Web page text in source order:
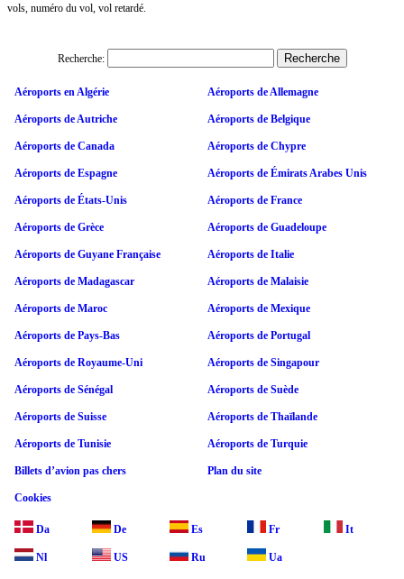
vols, numéro du vol, vol retardé.
Recherche:
Aéroports en Algérie Aéroports de Allemagne
Aéroports de Autriche Aéroports de Belgique
Aéroports de Canada Aéroports de Chypre
Aéroports de Espagne Aéroports de Émirats Arabes Unis
Aéroports de États-Unis Aéroports de France
Aéroports de Grèce Aéroports de Guadeloupe
Aéroports de Guyane Française Aéroports de Italie
Aéroports de Madagascar Aéroports de Malaisie
Aéroports de Maroc Aéroports de Mexique
Aéroports de Pays-Bas Aéroports de Portugal
Aéroports de Royaume-Uni Aéroports de Singapour
Aéroports de Sénégal Aéroports de Suède
Aéroports de Suisse Aéroports de Thaïlande
Aéroports de Tunisie Aéroports de Turquie
Billets d’avion pas chers Plan du site
Cookies
Da De Es Fr It
Nl US Ru Ua